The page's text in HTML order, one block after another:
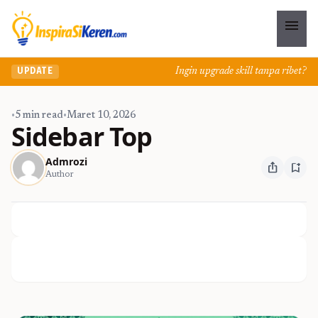
menu
UPDATE Ingin upgrade skill tanpa ribet?
•5 min read•Maret 10, 2026
Sidebar Top
Admrozi
Author ios_share bookmark_add